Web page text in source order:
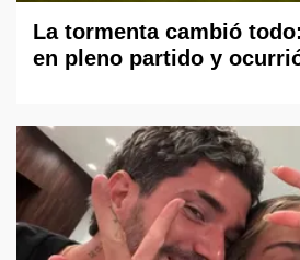
La tormenta cambió
en pleno partido y